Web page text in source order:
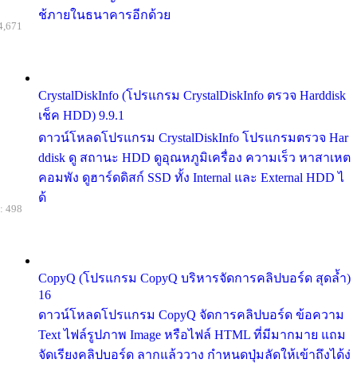
ช้ภายในธนาคารอีกด้วย
CrystalDiskInfo (โปรแกรม CrystalDiskInfo ตรวจ Harddisk
เช็ค HDD) 9.9.1
ดาวน์โหลดโปรแกรม CrystalDiskInfo โปรแกรมตรวจ Har
ddisk ดู สถานะ HDD ดูอุณหภูมิเครื่อง ความเร็ว หาสาเหต
คอมพัง ดูฮาร์ดดิสก์ SSD ทั้ง Internal และ External HDD ไ
ด้
CopyQ (โปรแกรม CopyQ บริหารจัดการคลิปบอร์ด สุดล้ำ)
16
ดาวน์โหลดโปรแกรม CopyQ จัดการคลิปบอร์ด ข้อความ
Text ไฟล์รูปภาพ Image หรือไฟล์ HTML ที่มีมากมาย แถม
จัดเรียงคลิปบอร์ด ลากแล้ววาง กำหนดปุ่มลัดให้เข้าถึงได้ง่
498